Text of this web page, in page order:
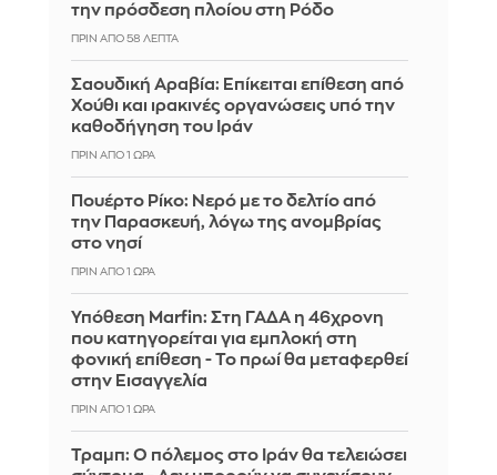
την πρόσδεση πλοίου στη Ρόδο
ΠΡΙΝ ΑΠΌ 58 ΛΕΠΤΆ
Σαουδική Αραβία: Επίκειται επίθεση από
Χούθι και ιρακινές οργανώσεις υπό την
καθοδήγηση του Ιράν
ΠΡΙΝ ΑΠΌ 1 ΏΡΑ
Πουέρτο Ρίκο: Νερό με το δελτίο από
την Παρασκευή, λόγω της ανομβρίας
στο νησί
ΠΡΙΝ ΑΠΌ 1 ΏΡΑ
Υπόθεση Marfin: Στη ΓΑΔΑ η 46χρονη
που κατηγορείται για εμπλοκή στη
φονική επίθεση - Το πρωί θα μεταφερθεί
στην Εισαγγελία
ΠΡΙΝ ΑΠΌ 1 ΏΡΑ
Τραμπ: Ο πόλεμος στο Ιράν θα τελειώσει